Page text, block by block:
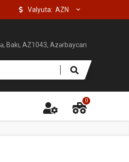
Valyuta:
Bakı, AZ1043, Azərbaycan
0